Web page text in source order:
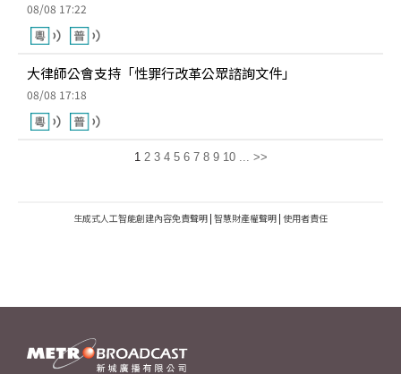
08/08 17:22
大律師公會支持「性罪行改革公眾諮詢文件」
08/08 17:18
1 2 3 4 5 6 7 8 9 10 ... >>
生成式人工智能創建內容免責聲明 | 智慧財產權聲明 | 使用者責任